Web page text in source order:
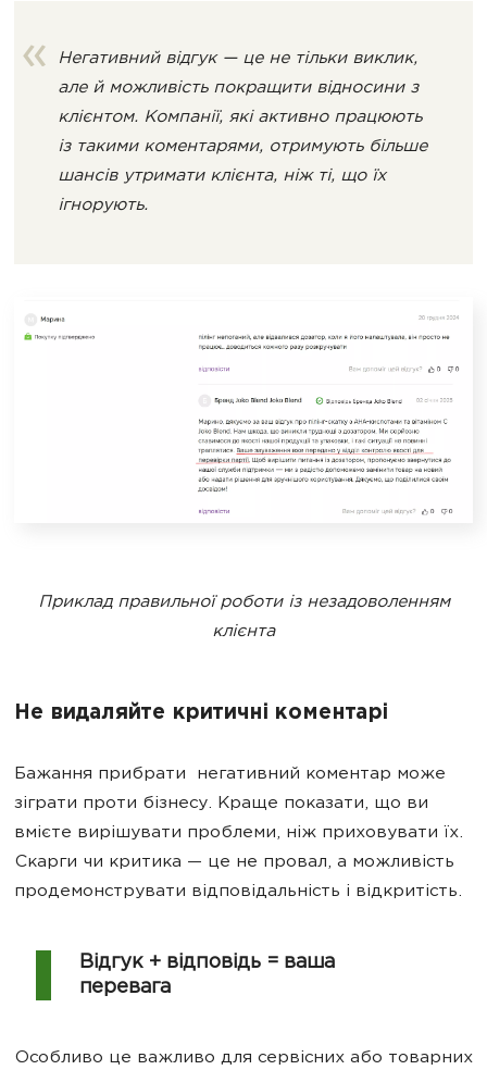
Негативний відгук — це не тільки виклик,
але й можливість покращити відносини з
клієнтом. Компанії, які активно працюють
із такими коментарями, отримують більше
шансів утримати клієнта, ніж ті, що їх
ігнорують.
Приклад правильної роботи із незадоволенням
клієнта
Не видаляйте критичні коментарі
Бажання прибрати негативний коментар може
зіграти проти бізнесу. Краще показати, що ви
вмієте вирішувати проблеми, ніж приховувати їх.
Скарги чи критика — це не провал, а можливість
продемонструвати відповідальність і відкритість.
Відгук + відповідь = ваша
перевага
Особливо це важливо для сервісних або товарних